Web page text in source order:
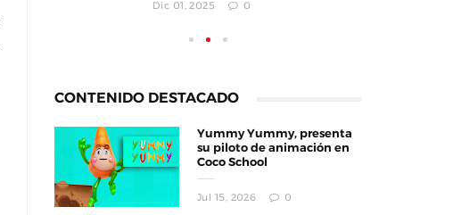
CONTENIDO DESTACADO
Yummy Yummy, presenta
su piloto de animación en
Coco School
Jul 15, 2026 0